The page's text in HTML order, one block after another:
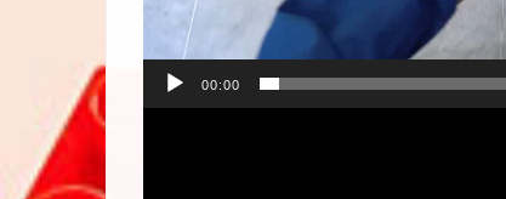
00:00